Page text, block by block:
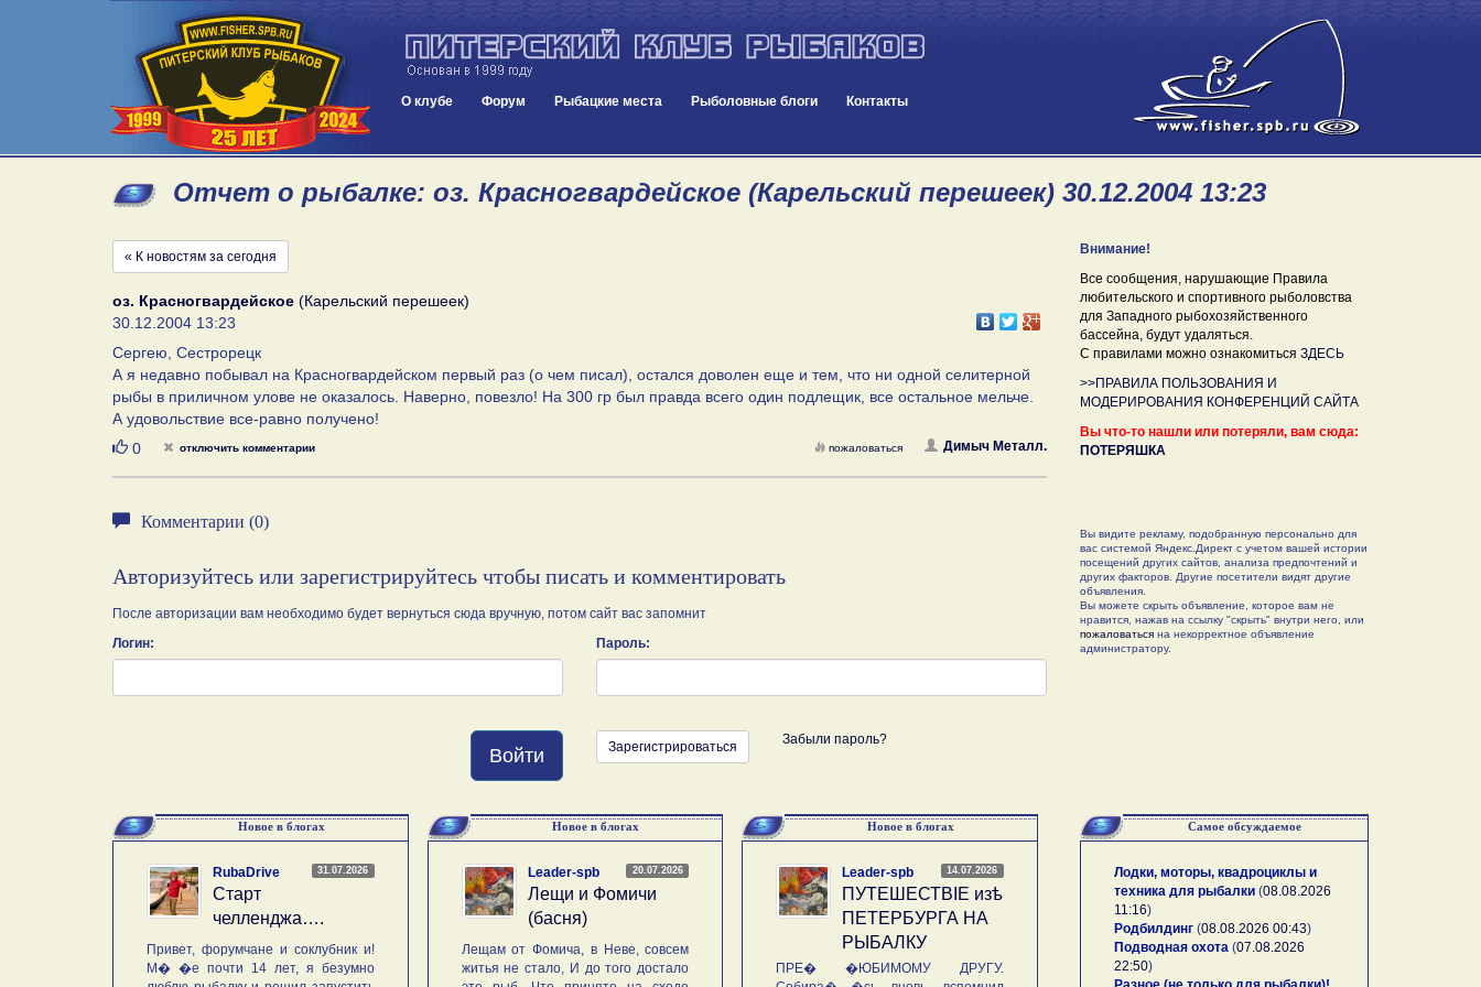
О клубе Форум Рыбацкие места Рыболовные блоги Контакты
Отчет о рыбалке: оз. Красногвардейское (Карельский перешеек) 30.12.2004 13:23
« К новостям за сегодня
оз. Красногвардейское (Карельский перешеек)
30.12.2004 13:23
Сергею, Сестрорецк
А я недавно побывал на Красногвардейском первый раз (о чем писал), остался доволен еще и тем, что ни одной селитерной
рыбы в приличном улове не оказалось. Наверно, повезло! На 300 гр был правда всего один подлещик, все остальное мельче.
А удовольствие все-равно получено!
Нравится
0 отключить комментарии Димыч Металл.
пожаловаться
Комментарии (0)
Авторизуйтесь или зарегистрируйтесь чтобы писать и комментировать
После авторизации вам необходимо будет вернуться сюда вручную, потом сайт вас запомнит
Логин:
Пароль:
Войти Зарегистрироваться Забыли пароль?
Внимание!
Все сообщения, нарушающие Правила
любительского и спортивного рыболовства
для Западного рыбохозяйственного
бассейна, будут удаляться.
С правилами можно ознакомиться ЗДЕСЬ
>>ПРАВИЛА ПОЛЬЗОВАНИЯ И
МОДЕРИРОВАНИЯ КОНФЕРЕНЦИЙ САЙТА
Вы что-то нашли или потеряли, вам сюда:
ПОТЕРЯШКА
Вы видите рекламу, подобранную персонально для
вас системой Яндекс.Директ с учетом вашей истории
посещений других сайтов, анализа предпочтений и
других факторов. Другие посетители видят другие
объявления.
Вы можете скрыть объявление, которое вам не
нравится, нажав на ссылку "скрыть" внутри него, или
пожаловатьсяна некорректное объявление
администратору.
Новое в блогах
31.07.2026
RubaDrive
Старт
челленджа….
Привет, форумчане и соклубник и!
М� �е почти 14 лет, я безумно
Новое в блогах
20.07.2026
Leader-spb
Лещи и Фомичи
(басня)
Лещам от Фомича, в Неве, совсем
житья не стало, И до того достало
Новое в блогах
14.07.2026
Leader-spb
ПУТЕШЕСТВIE изѣ
ПЕТЕРБУРГА НА
РЫБАЛКУ
ПРЕ� �ЮБИМОМУ ДРУГУ.
Самое обсуждаемое
Лодки, моторы, квадроциклы и
техника для рыбалки(08.08.2026
11:16)
Родбилдинг(08.08.2026 00:43)
Подводная охота(07.08.2026
22:50)